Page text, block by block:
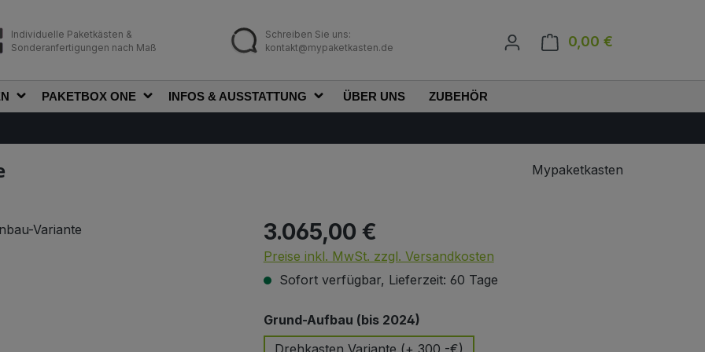
Individuelle Paketkästen &
Sonderanfertigungen nach Maß
Schreiben Sie uns:
kontakt@mypaketkasten.de
0,00 €
PAKETBOX ONE INFOS & AUSSTATTUNG ÜBER UNS ZUBEHÖR
Mypaketkasten
Regulärer Preis:
3.065,00 €
Preise inkl. MwSt. zzgl. Versandkosten
Sofort verfügbar, Lieferzeit: 60 Tage
Grund-Aufbau (bis 2024)auswählen